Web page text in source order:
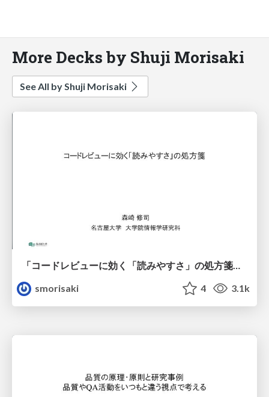
More Decks by Shuji Morisaki
See All by Shuji Morisaki
「コードレビューに効く「読みやすさ」の処方箋」Findyでのオンライン講演 #コードレビュー_findy
smorisaki
4 3.1k